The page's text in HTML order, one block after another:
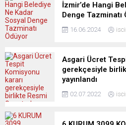
İzmir’de Hangi
Denge Tazminatı
16.06.2024
Asgari Ücret
gerekçesiyle
yayınlandı
02.07.2022